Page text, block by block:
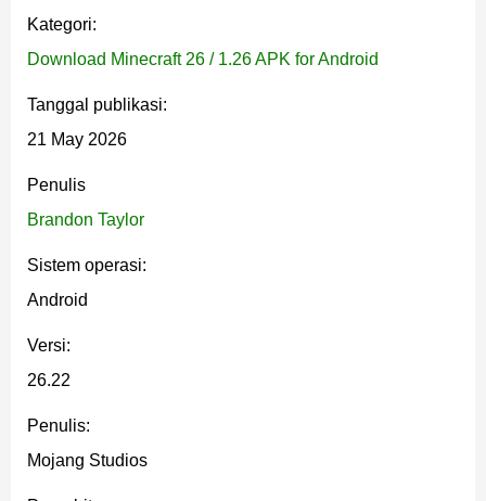
sehingga keandalan sisi server seharusnya meningkat
bersamaan dengan patch klien. Tidak ada dunia,
adalah update stabilitas murni tanpa perubahan
gameplay, blok baru, maupun penyesuaian balance.
Parameter
Versi game
Edisi
Jenis update
Kategori:
Download Minecraft 26 / 1.26 APK for Android
Tanggal publikasi:
21 May 2026
Penulis
Brandon Taylor
Sistem operasi:
Android
Versi:
26.22
Penulis:
Mojang Studios